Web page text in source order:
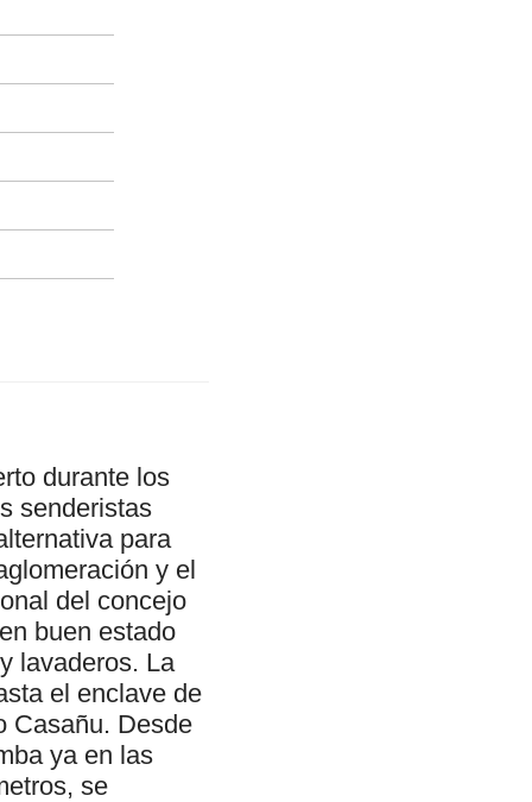
durante los
senderistas
para
y el
del concejo
buen estado
lavaderos. La
el enclave de
Casañu. Desde
ya en las
se